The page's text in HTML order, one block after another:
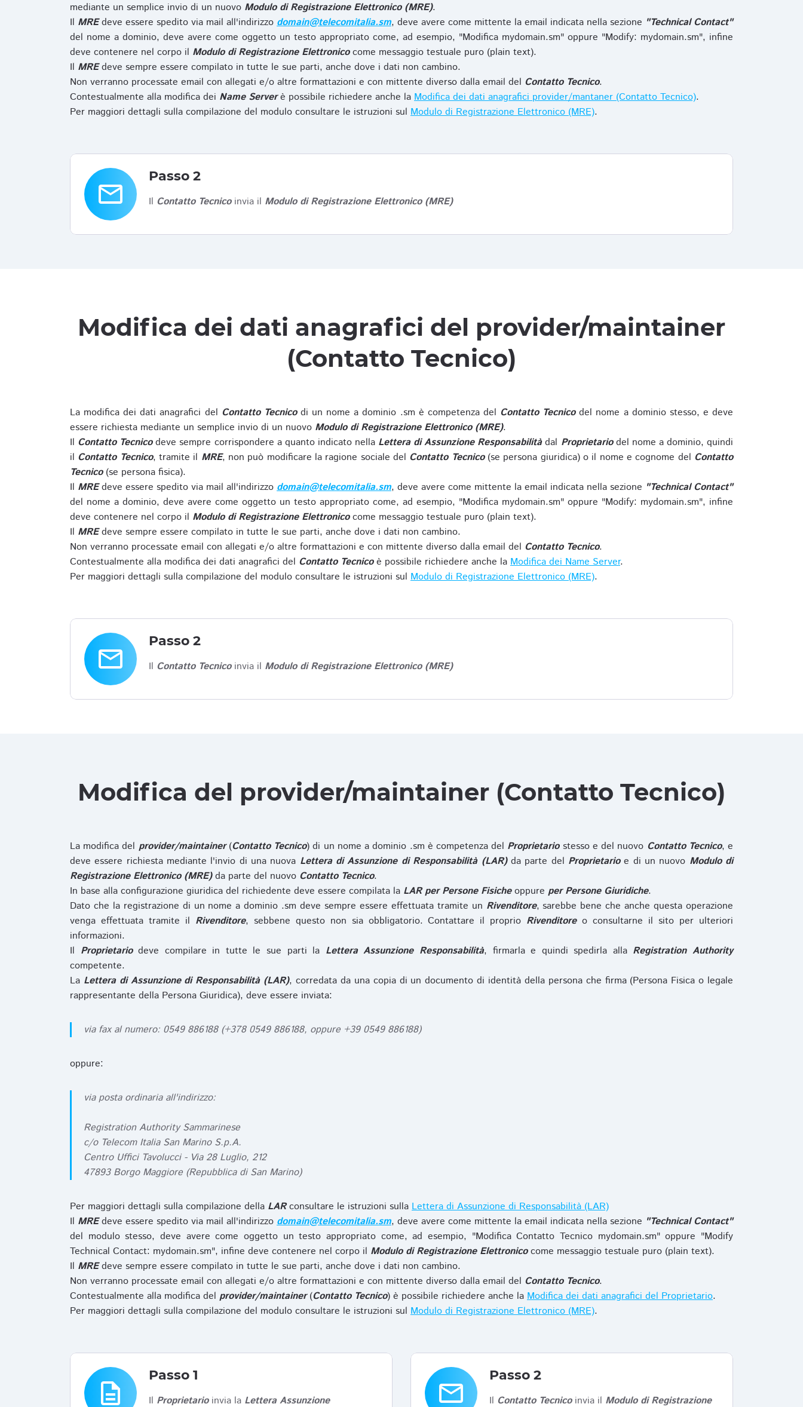
mediante un semplice invio di un nuovo Modulo di Registrazione Elettronico (MRE).
Il MREdeve essere spedito via mail all'indirizzo domain@telecomitalia.sm, deve avere come mittente la email indicata nella sezione "Technical Contact"
del nome a dominio, deve avere come oggetto un testo appropriato come, ad esempio, "Modifica mydomain.sm" oppure "Modify: mydomain.sm", infine
deve contenere nel corpo il Modulo di Registrazione Elettronicocome messaggio testuale puro (plain text).
Il MREdeve sempre essere compilato in tutte le sue parti, anche dove i dati non cambino.
Non verranno processate email con allegati e/o altre formattazioni e con mittente diverso dalla email del Contatto Tecnico.
Contestualmente alla modifica dei Name Serverè possibile richiedere anche la Modifica dei dati anagrafici provider/mantaner (Contatto Tecnico).
Per maggiori dettagli sulla compilazione del modulo consultare le istruzioni sul Modulo di Registrazione Elettronico (MRE).
email
Passo 2
Il Contatto Tecnicoinvia il Modulo di Registrazione Elettronico (MRE)
Modifica dei dati anagrafici del provider/maintainer
(Contatto Tecnico)
La modifica dei dati anagrafici del Contatto Tecnicodi un nome a dominio .sm è competenza del Contatto Tecnicodel nome a dominio stesso, e deve
essere richiesta mediante un semplice invio di un nuovo Modulo di Registrazione Elettronico (MRE).
Il Contatto Tecnicodeve sempre corrispondere a quanto indicato nella Lettera di Assunzione Responsabilitàdal Proprietariodel nome a dominio, quindi
il Contatto Tecnico, tramite il MRE, non può modificare la ragione sociale del Contatto Tecnico(se persona giuridica) o il nome e cognome del Contatto
Tecnico(se persona fisica).
Il MREdeve essere spedito via mail all'indirizzo domain@telecomitalia.sm, deve avere come mittente la email indicata nella sezione "Technical Contact"
del nome a dominio, deve avere come oggetto un testo appropriato come, ad esempio, "Modifica mydomain.sm" oppure "Modify: mydomain.sm", infine
deve contenere nel corpo il Modulo di Registrazione Elettronicocome messaggio testuale puro (plain text).
Il MREdeve sempre essere compilato in tutte le sue parti, anche dove i dati non cambino.
Non verranno processate email con allegati e/o altre formattazioni e con mittente diverso dalla email del Contatto Tecnico.
Contestualmente alla modifica dei dati anagrafici del Contatto Tecnicoè possibile richiedere anche la Modifica dei Name Server.
Per maggiori dettagli sulla compilazione del modulo consultare le istruzioni sul Modulo di Registrazione Elettronico (MRE).
email
Passo 2
Il Contatto Tecnicoinvia il Modulo di Registrazione Elettronico (MRE)
Modifica del provider/maintainer (Contatto Tecnico)
La modifica del provider/maintainer(Contatto Tecnico) di un nome a dominio .sm è competenza del Proprietariostesso e del nuovo Contatto Tecnico, e
deve essere richiesta mediante l'invio di una nuova Lettera di Assunzione di Responsabilità (LAR)da parte del Proprietarioe di un nuovo Modulo di
Registrazione Elettronico (MRE)da parte del nuovo Contatto Tecnico.
In base alla configurazione giuridica del richiedente deve essere compilata la LAR per Persone Fisicheoppure per Persone Giuridiche.
Dato che la registrazione di un nome a dominio .sm deve sempre essere effettuata tramite un Rivenditore, sarebbe bene che anche questa operazione
venga effettuata tramite il Rivenditore, sebbene questo non sia obbligatorio. Contattare il proprio Rivenditoreo consultarne il sito per ulteriori
informazioni.
Il Proprietariodeve compilare in tutte le sue parti la Lettera Assunzione Responsabilità, firmarla e quindi spedirla alla Registration Authority
competente.
La Lettera di Assunzione di Responsabilità (LAR), corredata da una copia di un documento di identità della persona che firma (Persona Fisica o legale
rappresentante della Persona Giuridica), deve essere inviata:
via fax al numero: 0549 886188 (+378 0549 886188, oppure +39 0549 886188)
oppure:
via posta ordinaria all'indirizzo:
Registration Authority Sammarinese
c/o Telecom Italia San Marino S.p.A.
Centro Uffici Tavolucci - Via 28 Luglio, 212
47893 Borgo Maggiore (Repubblica di San Marino)
Per maggiori dettagli sulla compilazione della LARconsultare le istruzioni sulla Lettera di Assunzione di Responsabilità (LAR)
Il MREdeve essere spedito via mail all'indirizzo domain@telecomitalia.sm, deve avere come mittente la email indicata nella sezione "Technical Contact"
del modulo stesso, deve avere come oggetto un testo appropriato come, ad esempio, "Modifica Contatto Tecnico mydomain.sm" oppure "Modify
Technical Contact: mydomain.sm", infine deve contenere nel corpo il Modulo di Registrazione Elettronicocome messaggio testuale puro (plain text).
Il MREdeve sempre essere compilato in tutte le sue parti, anche dove i dati non cambino.
Non verranno processate email con allegati e/o altre formattazioni e con mittente diverso dalla email del Contatto Tecnico.
Contestualmente alla modifica del provider/maintainer(Contatto Tecnico) è possibile richiedere anche la Modifica dei dati anagrafici del Proprietario.
Per maggiori dettagli sulla compilazione del modulo consultare le istruzioni sul Modulo di Registrazione Elettronico (MRE).
description
Passo 1
Il Proprietarioinvia la Lettera Assunzione email
Passo 2
Il Contatto Tecnicoinvia il Modulo di Registrazione